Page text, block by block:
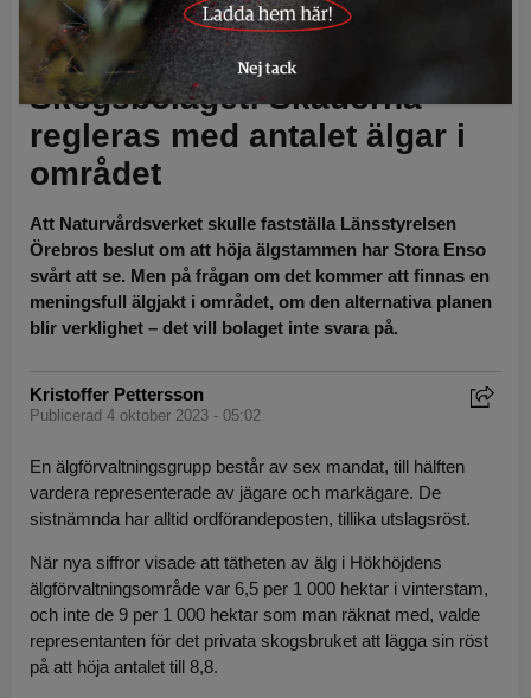
bakom överklagan. Foto: Ingemar Petterson & skärmdump från
överklagan
Skogsbolaget: Skadorna
regleras med antalet älgar i
området
Att Naturvårdsverket skulle fastställa Länsstyrelsen
Örebros beslut om att höja älgstammen har Stora Enso
svårt att se. Men på frågan om det kommer att finnas en
meningsfull älgjakt i området, om den alternativa planen
blir verklighet – det vill bolaget inte svara på.
Kristoffer Pettersson
Publicerad 4 oktober 2023 - 05:02
En älgförvaltningsgrupp består av sex mandat, till hälften
vardera representerade av jägare och markägare. De
sistnämnda har alltid ordförandeposten, tillika utslagsröst.
När nya siffror visade att tätheten av älg i Hökhöjdens
älgförvaltningsområde var 6,5 per 1 000 hektar i vinterstam,
och inte de 9 per 1 000 hektar som man räknat med, valde
representanten för det privata skogsbruket att lägga sin röst
på att höja antalet till 8,8.